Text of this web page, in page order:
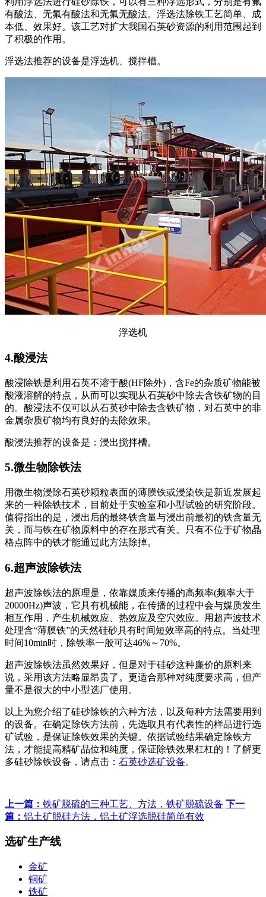
有酸法、无氟有酸法和无氟无酸法。浮选法除铁工艺简单、成
本低、效果好。该工艺对扩大我国石英砂资源的利用范围起到
了积极的作用。
浮选法推荐的设备是浮选机、搅拌槽。
浮选机
4.酸浸法
酸浸除铁是利用石英不溶于酸(HF除外)，含Fe的杂质矿物能被
酸液溶解的特点，从而可以实现从石英砂中除去含铁矿物的目
的。酸浸法不仅可以从石英砂中除去含铁矿物，对石英中的非
金属杂质矿物均有良好的去除效果。
酸浸法推荐的设备是：浸出搅拌槽。
5.微生物除铁法
用微生物浸除石英砂颗粒表面的薄膜铁或浸染铁是新近发展起
来的一种除铁技术，目前处于实验室和小型试验的研究阶段。
值得指出的是，浸出后的最终铁含量与浸出前最初的铁含量无
关，而与铁在矿物原料中的存在形式有关。只有不位于矿物晶
格点阵中的铁才能通过此方法除掉。
6.超声波除铁法
超声波除铁法的原理是，依靠媒质来传播的高频率(频率大于
20000Hz)声波，它具有机械能，在传播的过程中会与媒质发生
相互作用，产生机械效应、热效应及空穴效应。用超声波技术
处理含“薄膜铁”的天然硅砂具有时间短效率高的特点。当处理
时间10min时，除铁率一般可达46%～70%。
超声波除铁法虽然效果好，但是对于硅砂这种廉价的原料来
说，采用该方法略显昂贵了。更适合那种对纯度要求高，但产
量不是很大的中小型选厂使用。
以上为您介绍了硅砂除铁的六种方法，以及每种方法需要用到
的设备。在确定除铁方法前，先选取具有代表性的样品进行选
矿试验，是保证除铁效果的关键。依据试验结果确定除铁方
法，才能提高精矿品位和纯度，保证除铁效果杠杠的！了解更
多硅砂除铁设备，请点击： 石英砂选矿设备。
上一篇： 铁矿脱硫的三种工艺、方法，铁矿脱硫设备 下一
篇： 铝土矿脱硅方法，铝土矿浮选脱硅简单有效
选矿生产线
金矿
铜矿
铁矿